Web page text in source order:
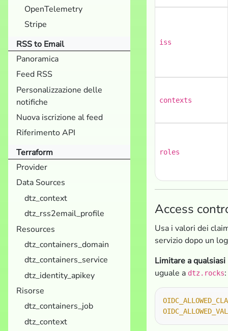
OpenTelemetry
Stripe
RSS to Email
Panoramica
Feed RSS
Personalizzazione delle
notifiche
Nuova iscrizione al feed
Riferimento API
Terraform
Provider
Data Sources
dtz_context
dtz_rss2email_profile
Resources
dtz_containers_domain
dtz_containers_service
dtz_identity_apikey
Risorse
dtz_containers_job
dtz_context
iss
contexts
roles
Access
Usa i valori dei
servizio dopo un
Limitare a
uguale a dtz.rocks: